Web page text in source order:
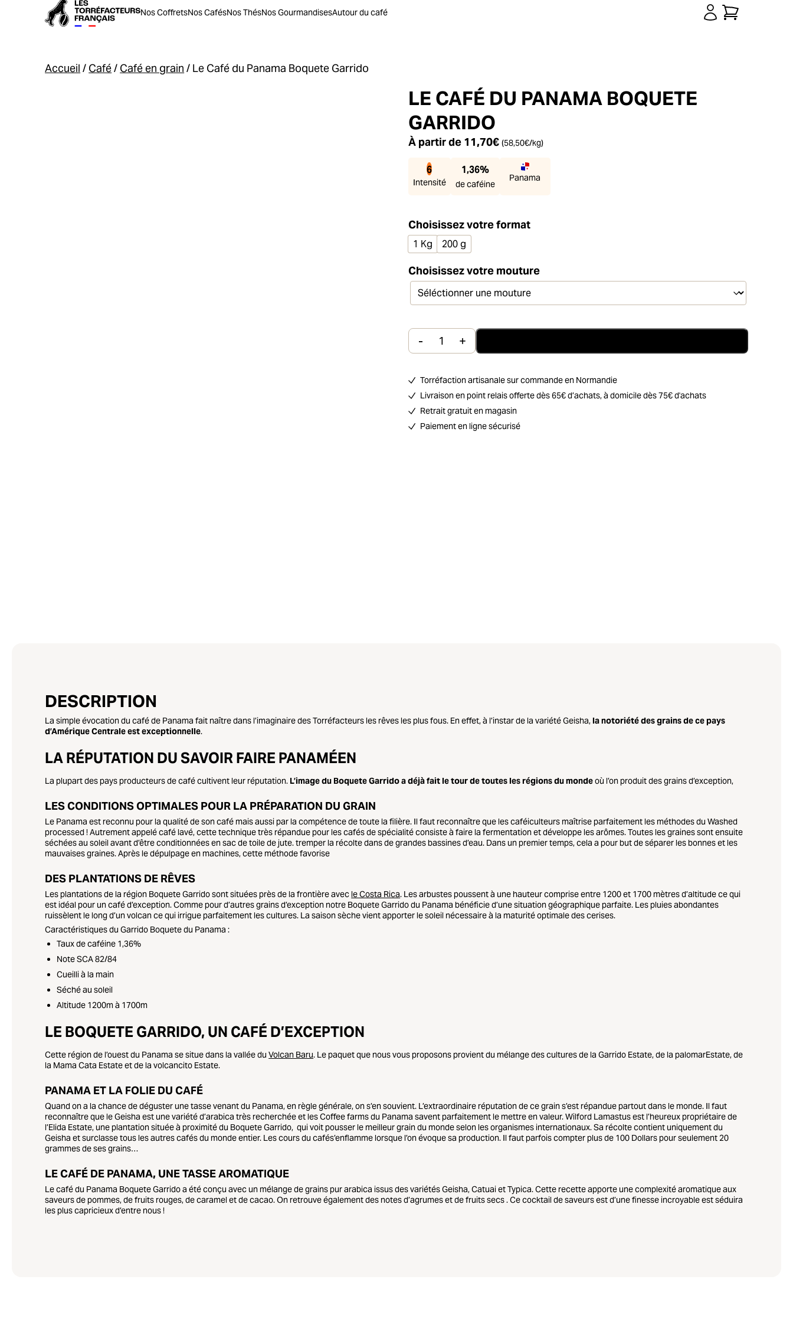
Nos CoffretsNos CafésNos ThésNos GourmandisesAutour du café
Accueil / Café/ Café en grain / Le Café du Panama Boquete Garrido
LE CAFÉ DU PANAMA BOQUETE
GARRIDO
À partir de 11,70€ (58,50€/kg)
6
Intensité
1,36%
de caféine
Panama
Choisissez votre format
1 Kg 200 g
Choisissez votre mouture
quantité de Le Café du Panama Boquete Garrido
- +
Torréfaction artisanale sur commande en Normandie
Livraison en point relais offerte dès 65€ d’achats, à domicile dès 75€ d'achats
Retrait gratuit en magasin
Paiement en ligne sécurisé
DESCRIPTION
La simple évocation du café de Panama fait naître dans l’imaginaire des Torréfacteurs les rêves les plus fous. En effet, à l’instar de la variété Geisha,la notoriété des grains de ce pays
d’Amérique Centrale est exceptionnelle.
LA RÉPUTATION DU SAVOIR FAIRE PANAMÉEN
La plupart des pays producteurs de café cultivent leur réputation. L’image du Boquete Garrido a déjà fait le tour de toutes les régions du mondeoù l’on produit des grains d’exception,
LES CONDITIONS OPTIMALES POUR LA PRÉPARATION DU GRAIN
Le Panama est reconnu pour la qualité de son café mais aussi par la compétence de toute la filière. Il faut reconnaître que les caféiculteurs maîtrise parfaitement les méthodes du Washed
processed ! Autrement appelécafé lavé, cette technique très répandue pour les cafés de spécialité consiste à faire la fermentation et développe les arômes. Toutes les graines sont ensuite
séchées au soleil avant d’être conditionnées en sac de toile de jute. tremper la récolte dans de grandes bassines d’eau. Dans un premier temps, cela a pour but de séparer les bonnes et les
mauvaises graines. Après le dépulpage en machines, cette méthode favorise
DES PLANTATIONS DE RÊVES
Les plantations de la région Boquete Garrido sont situées près de la frontière avec le Costa Rica. Les arbustes poussent à une hauteur comprise entre 1200 et 1700 mètres d’altitude ce qui
est idéal pour un café d’exception. Comme pour d’autres grains d’exception notre Boquete Garrido du Panama bénéficie d’une situation géographique parfaite. Les pluies abondantes
ruissèlent le long d’un volcan ce qui irrigue parfaitement les cultures. La saison sèche vient apporter le soleil nécessaire à la maturité optimale des cerises.
Caractéristiques du Garrido Boquete du Panama :
Taux de caféine 1,36%
Note SCA 82/84
Cueilli à la main
Séché au soleil
Altitude 1200m à 1700m
LE BOQUETE GARRIDO, UN CAFÉ D’EXCEPTION
Cette région de l’ouest du Panama se situe dans la vallée duVolcan Baru. Le paquet que nous vous proposons provient du mélange des cultures de la Garrido Estate, de la palomarEstate, de
la Mama Cata Estate et de la volcancito Estate.
PANAMA ET LA FOLIE DU CAFÉ
Quand on a la chance de déguster une tasse venant du Panama, en règle générale, on s’en souvient. L’extraordinaire réputation de ce grain s’est répandue partout dans le monde. Il faut
reconnaître que le Geisha est une variété d’arabica très recherchée et les Coffee farms du Panama savent parfaitement le mettre en valeur. Wilford Lamastus est l’heureux propriétaire de
l’Elida Estate, une plantation située à proximité du Boquete Garrido, qui voit pousser le meilleur grain du monde selon les organismes internationaux. Sa récolte contient uniquement du
Geisha et surclasse tous les autres cafés du monde entier. Les cours du cafés’enflamme lorsque l’on évoque sa production. Il faut parfois compter plus de 100 Dollars pour seulement 20
grammes de ses grains…
LE CAFÉ DE PANAMA, UNE TASSE AROMATIQUE
Le café du Panama Boquete Garrido a été conçu avec un mélange de grains pur arabica issus des variétés Geisha, Catuai et Typica. Cette recette apporte une complexité aromatique aux
saveurs de pommes, de fruits rouges, de caramel et de cacao. On retrouve également des notes d’agrumes et de fruits secs . Ce cocktail de saveurs est d’une finesse incroyable est séduira
les plus capricieux d’entre nous !